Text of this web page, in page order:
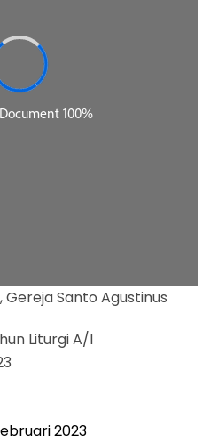
Santo Agustinus
Liturgi A/I
2023